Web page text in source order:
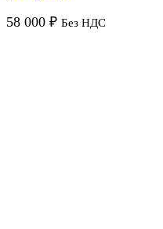
58 000 ₽ Без НДС